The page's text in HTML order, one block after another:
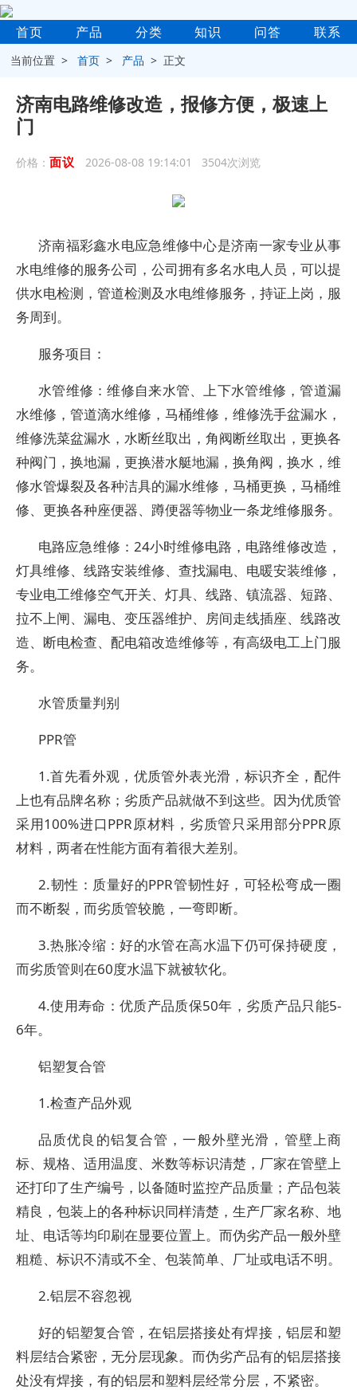
首页 产品 分类 知识 问答 联系
当前位置 >首页 > 产品 > 正文
济南电路维修改造，报修方便，极速上
门
价格： 面议 2026-08-08 19:14:01 3504次浏览
济南福彩鑫水电应急维修中心是济南一家专业从事
水电维修的服务公司，公司拥有多名水电人员，可以提
供水电检测，管道检测及水电维修服务，持证上岗，服
务周到。
服务项目：
水管维修：维修自来水管、上下水管维修，管道漏
水维修，管道滴水维修，马桶维修，维修洗手盆漏水，
维修洗菜盆漏水，水断丝取出，角阀断丝取出，更换各
种阀门，换地漏，更换潜水艇地漏，换角阀，换水，维
修水管爆裂及各种洁具的漏水维修，马桶更换，马桶维
修、更换各种座便器、蹲便器等物业一条龙维修服务。
电路应急维修：24小时维修电路，电路维修改造，
灯具维修、线路安装维修、查找漏电、电暖安装维修，
专业电工维修空气开关、灯具、线路、镇流器、短路、
拉不上闸、漏电、变压器维护、房间走线插座、线路改
造、断电检查、配电箱改造维修等，有高级电工上门服
务。
水管质量判别
PPR管
1.首先看外观，优质管外表光滑，标识齐全，配件
上也有品牌名称；劣质产品就做不到这些。因为优质管
采用100%进口PPR原材料，劣质管只采用部分PPR原
材料，两者在性能方面有着很大差别。
2.韧性：质量好的PPR管韧性好，可轻松弯成一圈
而不断裂，而劣质管较脆，一弯即断。
3.热胀冷缩：好的水管在高水温下仍可保持硬度，
而劣质管则在60度水温下就被软化。
4.使用寿命：优质产品质保50年，劣质产品只能5-
6年。
铝塑复合管
1.检查产品外观
品质优良的铝复合管，一般外壁光滑，管壁上商
标、规格、适用温度、米数等标识清楚，厂家在管壁上
还打印了生产编号，以备随时监控产品质量；产品包装
精良，包装上的各种标识同样清楚，生产厂家名称、地
址、电话等均印刷在显要位置上。而伪劣产品一般外壁
粗糙、标识不清或不全、包装简单、厂址或电话不明。
2.铝层不容忽视
好的铝塑复合管，在铝层搭接处有焊接，铝层和塑
料层结合紧密，无分层现象。而伪劣产品有的铝层搭接
处没有焊接，有的铝层和塑料层经常分层，不紧密。